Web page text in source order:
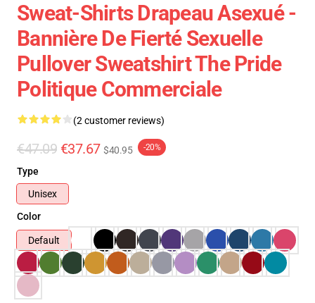
Sweat-Shirts Drapeau Asexué -
Bannière De Fierté Sexuelle
Pullover Sweatshirt The Pride
Politique Commerciale
(2 customer reviews)
€47.09 €37.67 $40.95 -20%
Type
Unisex
Color
Default